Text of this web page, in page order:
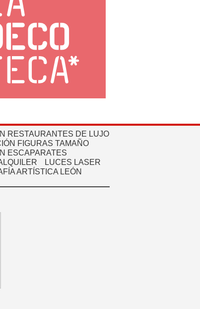
RESTAURANTES DE LUJO
FIGURAS TAMAÑO
ESCAPARATES
LUCES LASER
ARTÍSTICA LEÓN